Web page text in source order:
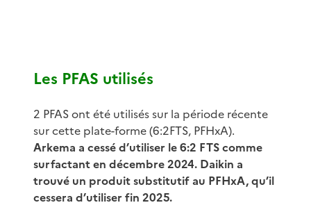
Les PFAS utilisés
2 PFAS ont été utilisés sur la période récente
sur cette plate-forme (6:2FTS, PFHxA).
Arkema a cessé d’utiliser le 6:2 FTS comme
surfactant en décembre 2024. Daikin a
trouvé un produit substitutif au PFHxA, qu’il
cessera d’utiliser fin 2025.